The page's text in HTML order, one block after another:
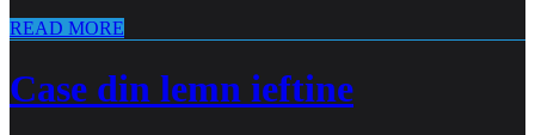
READ MORE
Case din lemn ieftine